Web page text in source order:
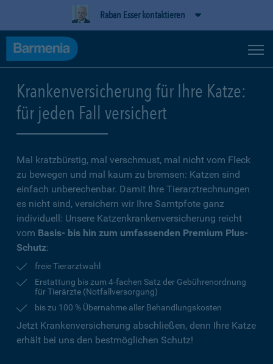
Raban Esser kontaktieren
Krankenversicherung für Ihre Katze:
für jeden Fall versichert
Mal kratzbürstig, mal verschmust, mal nicht vom Fleck
zu bewegen und mal kaum zu bremsen: Katzen sind
einfach unberechenbar. Damit Ihre Tierarztrechnungen
es nicht sind, versichern wir Ihre Samtpfote ganz
individuell: Unsere Katzenkrankenversicherung reicht
vom Basis- bis hin zum umfassenden Premium Plus-
Schutz:
freie Tierarztwahl
Erstattung bis zum 4-fachen Satz der Gebührenordnung
für Tierärzte (Notfallversorgung)
bis zu 100 % Übernahme aller Behandlungskosten
Jetzt Krankenversicherung abschließen, denn Ihre Katze
erhält bei uns den bestmöglichen Schutz!